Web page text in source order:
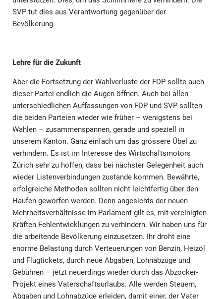
SVP tut dies aus Verantwortung gegenüber der
Bevölkerung.
Lehre für die Zukunft
Aber die Fortsetzung der Wahlverluste der FDP sollte auch
dieser Partei endlich die Augen öffnen. Auch bei allen
unterschiedlichen Auffassungen von FDP und SVP sollten
die beiden Parteien wieder wie früher – wenigstens bei
Wahlen – zusammenspannen, gerade und speziell in
unserem Kanton. Ganz einfach um das grössere Übel zu
verhindern. Es ist im Interesse des Wirtschaftsmotors
Zürich sehr zu hoffen, dass bei nächster Gelegenheit auch
wieder Listenverbindungen zustande kommen. Bewährte,
erfolgreiche Methoden sollten nicht leichtfertig über den
Haufen geworfen werden. Denn angesichts der neuen
Mehrheitsverhältnisse im Parlament gilt es, mit vereinigten
Kräften Fehlentwicklungen zu verhindern. Wir haben uns für
die arbeitende Bevölkerung einzusetzen. Ihr droht eine
enorme Belastung durch Verteuerungen von Benzin, Heizöl
und Flugtickets, durch neue Abgaben, Lohnabzüge und
Gebühren – jetzt neuerdings wieder durch das Abzocker-
Projekt eines Vaterschaftsurlaubs. Alle werden Steuern,
Abgaben und Lohnabzüge erleiden, damit einer, der Vater